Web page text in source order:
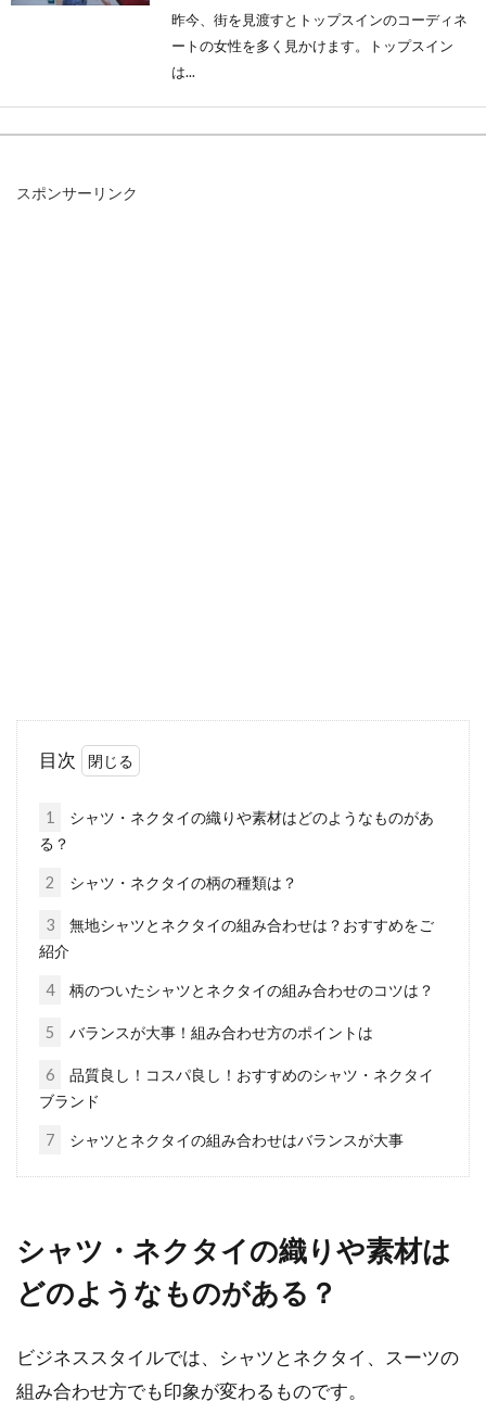
昨今、街を見渡すとトップスインのコーディネ
ートの女性を多く見かけます。トップスイン
は...
ビジネスシャツの選び方とおすすめ
シャツブランドをご紹介
ビジネスシーンでは欠かせないシャツですが、
なもの」...
パーカーで韓国ファッションに挑
戦！おすすめコーデをご紹介
うか。若者を中心に人気のファッションです
が、具体的...
サロペットで大人かわいく！おすす
スポンサーリンク
目次
1
シャツ・ネクタイの織りや素材はどのようなものがあ
る？
2 シャツ・ネクタイの柄の種類は？
3
無地シャツとネクタイの組み合わせは？おすすめをご
紹介
4 柄のついたシャツとネクタイの組み合わせのコツは？
5 バランスが大事！組み合わせ方のポイントは
6
品質良し！コスパ良し！おすすめのシャツ・ネクタイ
ブランド
7 シャツとネクタイの組み合わせはバランスが大事
シャツ・ネクタイの織りや素材は
どのようなものがある？
ビジネススタイルでは、シャツとネクタイ、スーツの
組み合わせ方でも印象が変わるものです。